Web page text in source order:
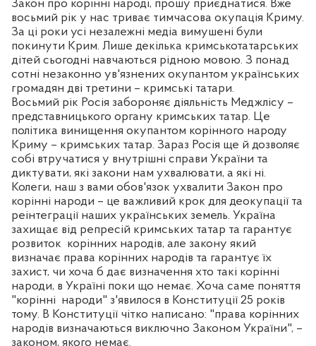
Закон про корінні народі, прошу приєднатися. Вже
восьмий рік у нас триває тимчасова окупація Криму.
За ці роки усі незалежні медіа вимушені були
покинути Крим. Лише декілька кримськотатарських
дітей сьогодні навчаються рідною мовою. З понад
сотні незаконно ув'язнених окупантом українських
громадян дві третини – кримські татари.
Восьмий рік Росія забороняє діяльність Меджлісу –
представницького органу кримських татар. Це
політика винищення окупантом корінного народу
Криму – кримських татар. Зараз Росія ще й дозволяє
собі втручатися у внутрішні справи України та
диктувати, які закони нам ухвалювати, а які ні.
Колеги, наш з вами обов'язок ухвалити Закон про
корінні народи – це важливий крок для деокупації та
реінтеграції наших українських земель. Україна
захищає від репресій кримських татар та гарантує
розвиток корінних народів, але закону який
визначає права корінних народів та гарантує їх
захист, чи хоча б дає визначення хто такі корінні
народи, в Україні поки що немає. Хоча саме поняття
"корінні народи" з'явилося в Конституції 25 років
тому. В Конституції чітко написано: "права корінних
народів визначаються виключно Законом України", –
законом, якого немає.